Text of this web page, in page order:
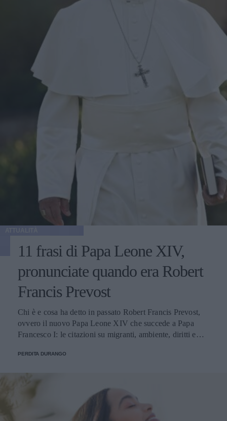
11 frasi di Papa Leone XIV,
pronunciate quando era Robert
Francis Prevost
Chi è e cosa ha detto in passato Robert Francis Prevost,
ovvero il nuovo Papa Leone XIV che succede a Papa
Francesco I: le citazioni su migranti, ambiente, diritti e
PERDITA DURANGO